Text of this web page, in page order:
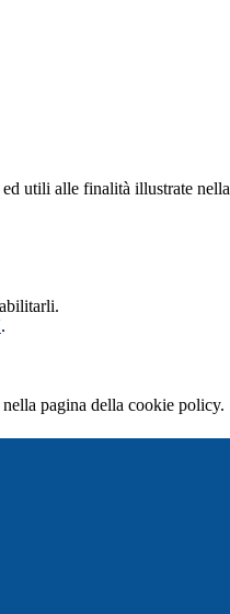
utili alle finalità illustrate nella
.
pagina della cookie policy.